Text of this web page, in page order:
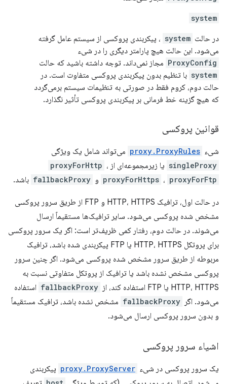
system
در حالت system ، پیکربندی پروکسی از سیستم عامل گرفته
می‌شود. این حالت هیچ پارامتر دیگری را در شیء
ProxyConfig مجاز نمی‌داند. توجه داشته باشید که حالت
system با تنظیم بدون پیکربندی پروکسی متفاوت است. در
حالت دوم، کروم فقط در صورتی به تنظیمات سیستم برمی‌گردد
که هیچ گزینه خط فرمانی بر پیکربندی پروکسی تأثیر نگذارد.
قوانین پروکسی
شیء proxy.ProxyRules می‌تواند شامل یک ویژگی
singleProxy یا زیرمجموعه‌ای از proxyForHttp ،
proxyForHttps ، proxyForFtp و fallbackProxy باشد.
در حالت اول، ترافیک HTTP، HTTPS و FTP از طریق سرور پروکسی
مشخص شده پروکسی می‌شود. سایر ترافیک‌ها مستقیماً ارسال
می‌شوند. در حالت دوم، رفتار کمی ظریف‌تر است: اگر یک سرور پروکسی
برای پروتکل HTTP، HTTPS یا FTP پیکربندی شده باشد، ترافیک
مربوطه از طریق سرور مشخص شده پروکسی می‌شود. اگر چنین سرور
پروکسی مشخص نشده باشد یا ترافیک از پروتکل متفاوتی نسبت به
HTTP، HTTPS یا FTP استفاده کند، از
fallbackProxy استفاده
می‌شود. اگر fallbackProxy مشخص نشده باشد، ترافیک مستقیماً
و بدون سرور پروکسی ارسال می‌شود.
اشیاء سرور پروکسی
یک سرور پروکسی در شیء proxy.ProxyServer پیکربندی